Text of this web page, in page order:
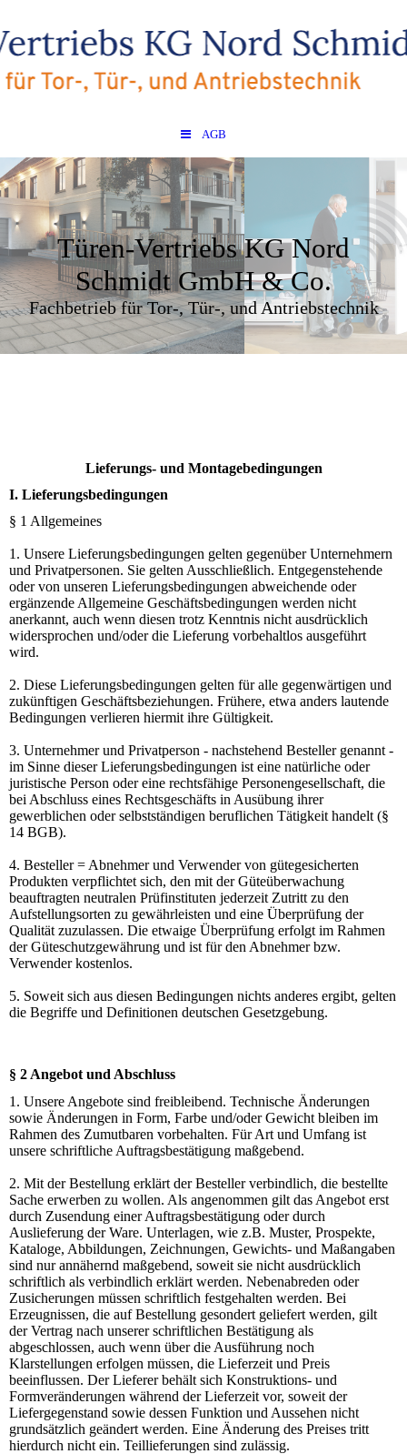
AGB
Türen-Vertriebs KG Nord
Schmidt GmbH & Co.
Fachbetrieb für Tor-, Tür-, und Antriebstechnik
Lieferungs- und Montage­bedingungen
I. Lieferungsbedingungen
§ 1 Allgemeines
1. Unsere Lieferungsbedingungen gelten gegenüber Unternehmern
und Privatpersonen. Sie gelten Ausschließlich. Entgegenstehende
oder von unseren Lieferungsbedingungen abweichende oder
ergänzende Allgemeine Geschäftsbedingungen werden nicht
anerkannt, auch wenn diesen trotz Kenntnis nicht ausdrücklich
widersprochen und/oder die Lieferung vorbehaltlos ausgeführt
wird.
2. Diese Lieferungsbedingungen gelten für alle gegenwärtigen und
zukünftigen Geschäftsbeziehungen. Frühere, etwa anders lautende
Bedingungen verlieren hiermit ihre Gültigkeit.
3. Unternehmer und Privatperson - nachstehend Besteller genannt -
im Sinne dieser Lieferungsbedingungen ist eine natürliche oder
juristische Person oder eine rechtsfähige Personengesellschaft, die
bei Abschluss eines Rechtsgeschäfts in Ausübung ihrer
gewerblichen oder selbstständigen beruflichen Tätigkeit handelt (§
14 BGB).
4. Besteller = Abnehmer und Verwender von gütegesicherten
Produkten verpflichtet sich, den mit der Güteüberwachung
beauftragten neutralen Prüfinstituten jederzeit Zutritt zu den
Aufstellungsorten zu gewährleisten und eine Überprüfung der
Qualität zuzulassen. Die etwaige Überprüfung erfolgt im Rahmen
der Güteschutzgewährung und ist für den Abnehmer bzw.
Verwender kostenlos.
5. Soweit sich aus diesen Bedingungen nichts anderes ergibt, gelten
die Begriffe und Definitionen deutschen Gesetzgebung.
§ 2 Angebot und Abschluss
1. Unsere Angebote sind freibleibend. Technische Änderungen
sowie Änderungen in Form, Farbe und/oder Gewicht bleiben im
Rahmen des Zumutbaren vorbehalten. Für Art und Umfang ist
unsere schriftliche Auftragsbestätigung maßgebend.
2. Mit der Bestellung erklärt der Besteller verbindlich, die bestellte
Sache erwerben zu wollen. Als angenommen gilt das Angebot erst
durch Zusendung einer Auftragsbestätigung oder durch
Auslieferung der Ware. Unterlagen, wie z.B. Muster, Prospekte,
Kataloge, Abbildungen, Zeichnungen, Gewichts- und Maßangaben
sind nur annähernd maßgebend, soweit sie nicht ausdrücklich
schriftlich als verbindlich erklärt werden. Nebenabreden oder
Zusicherungen müssen schriftlich festgehalten werden. Bei
Erzeugnissen, die auf Bestellung gesondert geliefert werden, gilt
der Vertrag nach unserer schriftlichen Bestätigung als
abgeschlossen, auch wenn über die Ausführung noch
Klarstellungen erfolgen müssen, die Lieferzeit und Preis
beeinflussen. Der Lieferer behält sich Konstruktions- und
Formveränderungen während der Lieferzeit vor, soweit der
Liefergegenstand sowie dessen Funktion und Aussehen nicht
grundsätzlich geändert werden. Eine Änderung des Preises tritt
hierdurch nicht ein. Teillieferungen sind zulässig.